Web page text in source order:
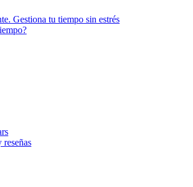
Gestiona tu tiempo sin estrés
reseñas